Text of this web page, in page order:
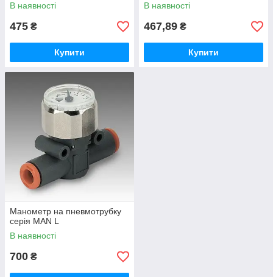
В наявності
475 ₴
Купити
В наявності
467,89 ₴
Купити
Манометр на пневмотрубку
серія MAN L
В наявності
700 ₴